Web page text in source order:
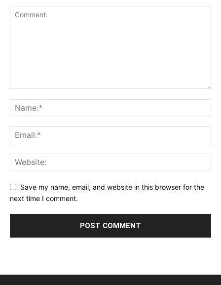
Save my name, email, and website in this browser for the
next time I comment.